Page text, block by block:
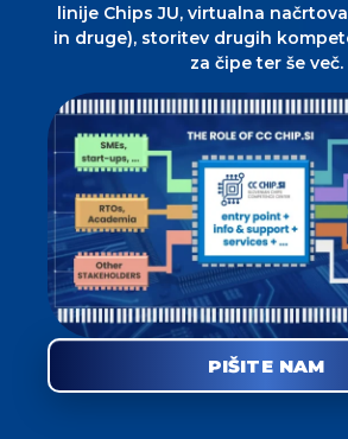
linije Chips JU, virtualna
in druge), storitev drugih
za čipe ter še več.
PIŠITE NAM